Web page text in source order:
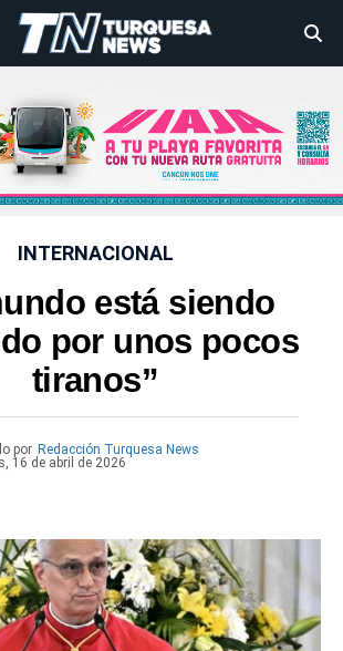
INTERNACIONAL
está siendo
por unos pocos
tiranos”
por Redacción Turquesa News
16 de abril de 2026